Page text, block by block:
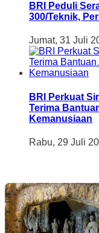
BRI Peduli
300/Teknik,
Jumat, 31 Juli
BRI Perkuat
Terima
Kemanusiaan
Rabu, 29 Juli